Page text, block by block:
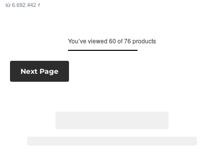
từ 6.692.442 ₫
You’ve viewed 60 of 76 products
Next Page